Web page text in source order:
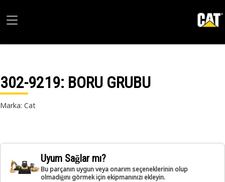
302-9219: BORU GRUBU
Marka: Cat
Uyum Sağlar mı?
Bu parçanın uygun veya onarım seçeneklerinin olup
olmadığını görmek için ekipmanınızı ekleyin.